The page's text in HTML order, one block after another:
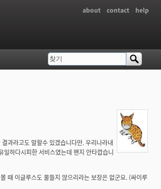
about contact help
과라고도 말할수 있겠습니다만. 우리나라내
하다시피한 서비스였는데 왠지 안타깝습니
때 이글루스도 물들지 않으리라는 보장은 없군요. (싸이루
검색 폼
찾기